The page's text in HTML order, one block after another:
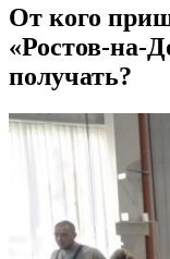
От кого
«Ростов-на-
получать?